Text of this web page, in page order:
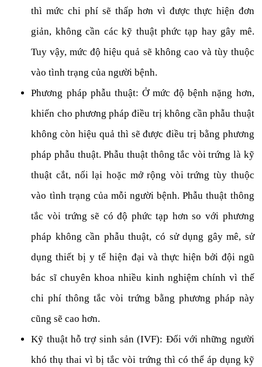
thì mức chi phí sẽ thấp hơn vì được thực hiện đơn
giản, không cần các kỹ thuật phức tạp hay gây mê.
Tuy vậy, mức độ hiệu quả sẽ không cao và tùy thuộc
vào tình trạng của người bệnh.
Phương pháp phẫu thuật: Ở mức độ bệnh nặng hơn,
khiến cho phương pháp điều trị không cần phẫu thuật
không còn hiệu quả thì sẽ được điều trị bằng phương
pháp phẫu thuật. Phẫu thuật thông tắc vòi trứng là kỹ
thuật cắt, nối lại hoặc mở rộng vòi trứng tùy thuộc
vào tình trạng của mỗi người bệnh. Phẫu thuật thông
tắc vòi trứng sẽ có độ phức tạp hơn so với phương
pháp không cần phẫu thuật, có sử dụng gây mê, sử
dụng thiết bị y tế hiện đại và thực hiện bởi đội ngũ
bác sĩ chuyên khoa nhiều kinh nghiệm chính vì thế
chi phí thông tắc vòi trứng bằng phương pháp này
cũng sẽ cao hơn.
Kỹ thuật hỗ trợ sinh sản (IVF): Đối với những người
khó thụ thai vì bị tắc vòi trứng thì có thể áp dụng kỹ